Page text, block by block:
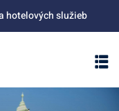
hotelových služieb